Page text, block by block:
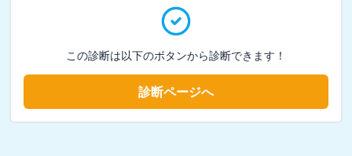
この診断は以下のボタンから診断できます！
診断ページへ